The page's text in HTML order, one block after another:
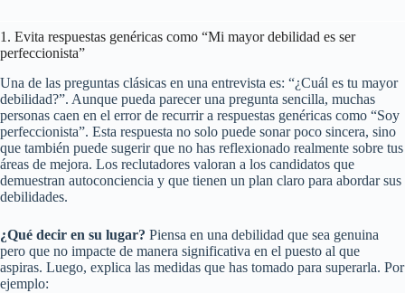
1. Evita respuestas genéricas como “Mi mayor debilidad es ser
perfeccionista”
Una de las preguntas clásicas en una entrevista es: “¿Cuál es tu mayor
debilidad?”. Aunque pueda parecer una pregunta sencilla, muchas
personas caen en el error de recurrir a respuestas genéricas como “Soy
perfeccionista”. Esta respuesta no solo puede sonar poco sincera, sino
que también puede sugerir que no has reflexionado realmente sobre tus
áreas de mejora. Los reclutadores valoran a los candidatos que
demuestran autoconciencia y que tienen un plan claro para abordar sus
debilidades.
¿Qué decir en su lugar? Piensa en una debilidad que sea genuina
pero que no impacte de manera significativa en el puesto al que
aspiras. Luego, explica las medidas que has tomado para superarla. Por
ejemplo: